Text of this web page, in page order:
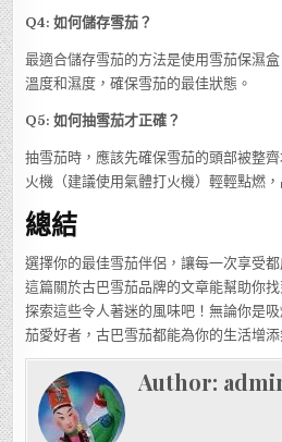
Q4: 如何儲存雪茄？
最適合儲存雪茄的方法是使用雪茄保濕
溫度和濕度，確保雪茄的最佳狀態。
Q5: 如何抽雪茄才正確？
抽雪茄時，應該先確保雪茄的頭部被整
火機（建議使用氣體打火機）輕輕點燃
總結
選擇你的最佳雪茄伴侶，讓每一次享受
這篇關於古巴雪茄品牌的文章能幫助你
探索這些令人著迷的風味吧！無論你是
茄愛好者，古巴雪茄都能為你的生活增
Author: